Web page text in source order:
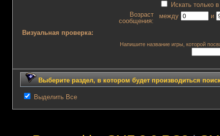
Искать только
Возраст
сообщения:
между и
Визуальная проверка:
Напишите название игры, которой
Выберите раздел, в котором будет производиться
Выделить Все